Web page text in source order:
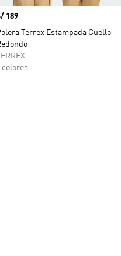
189
Terrex Estampada Cuello
TERREX
colores